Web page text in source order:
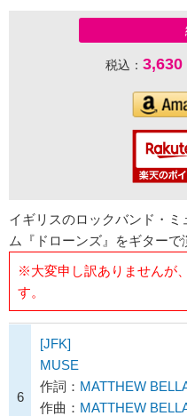
税込： 3,630
イギリスのロックバンド・
ム『ドローンズ』をギターで
※大変申し訳ありませんが
す。
6
[JFK]
MUSE
作詞： MATTHEW
作曲： MATTHEW